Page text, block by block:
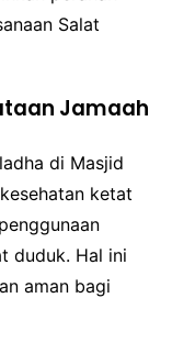
Salat
Jamaah
di Masjid
ketat
duduk. Hal ini
aman bagi